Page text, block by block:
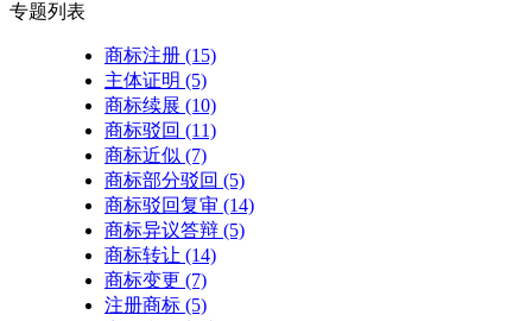
专题列表
商标注册 (15)
主体证明 (5)
商标续展 (10)
商标驳回 (11)
商标近似 (7)
商标部分驳回 (5)
商标驳回复审 (14)
商标异议答辩 (5)
商标转让 (14)
商标变更 (7)
注册商标 (5)